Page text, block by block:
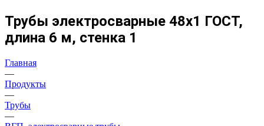
Трубы электросварные 48х1 ГОСТ,
длина 6 м, стенка 1
Главная
—
Продукты
—
Трубы
—